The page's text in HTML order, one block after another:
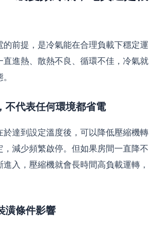
前提，是冷氣能在合理負載下穩定運
直進熱、散熱不良、循環不佳，冷氣就
不代表任何環境都省電
於達到設定溫度後，可以降低壓縮機轉
減少頻繁啟停。但如果房間一直降不
入，壓縮機就會長時間高負載運轉，
潢條件影響